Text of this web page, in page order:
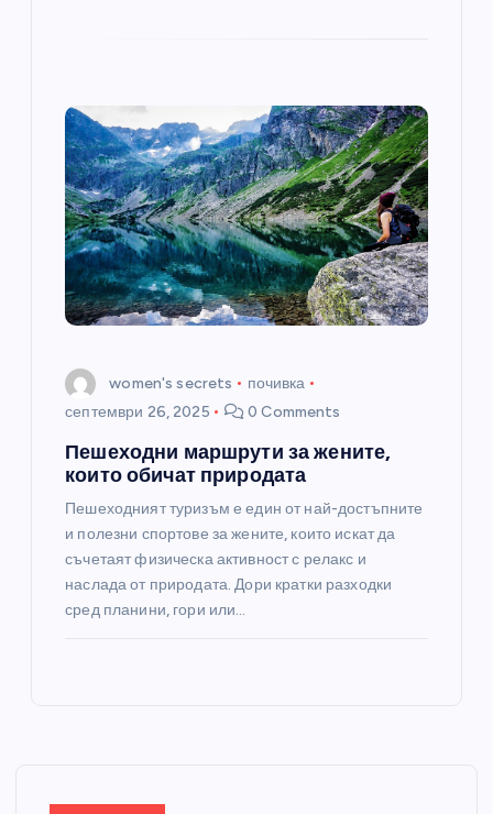
women's secrets
почивка
септември 26, 2025
0 Comments
Пешеходни маршрути за жените,
които обичат природата
Пешеходният туризъм е един от най-достъпните
и полезни спортове за жените, които искат да
съчетаят физическа активност с релакс и
наслада от природата. Дори кратки разходки
сред планини, гори или…